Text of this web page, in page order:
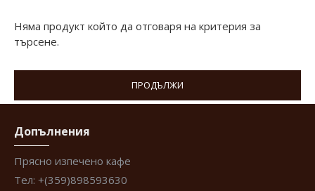
Няма продукт който да отговаря на критерия за
търсене.
ПРОДЪЛЖИ
Допълнения
Прясно изпечено кафе
Тел: +(359)898593630